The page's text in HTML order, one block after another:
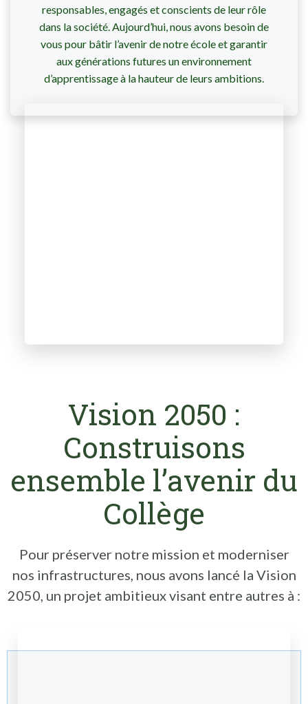
responsables, engagés et conscients de leur rôle
dans la société. Aujourd’hui, nous avons besoin de
vous pour bâtir l’avenir de notre école et garantir
aux générations futures un environnement
d’apprentissage à la hauteur de leurs ambitions.
Vision 2050 :
Construisons
ensemble l’avenir du
Collège
Pour préserver notre mission et moderniser
nos infrastructures, nous avons lancé la Vision
2050, un projet ambitieux visant entre autres à :